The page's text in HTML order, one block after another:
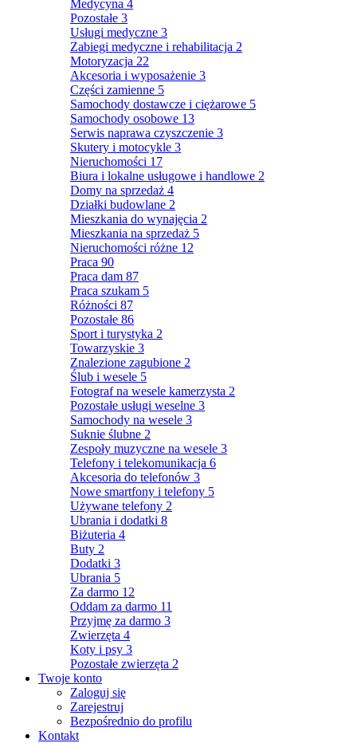
Medycyna 4
Pozostałe 3
Usługi medyczne 3
Zabiegi medyczne i rehabilitacja 2
Motoryzacja 22
Akcesoria i wyposażenie 3
Części zamienne 5
Samochody dostawcze i ciężarowe 5
Samochody osobowe 13
Serwis naprawa czyszczenie 3
Skutery i motocykle 3
Nieruchomości 17
Biura i lokalne usługowe i handlowe 2
Domy na sprzedaż 4
Działki budowlane 2
Mieszkania do wynajęcia 2
Mieszkania na sprzedaż 5
Nieruchomości różne 12
Praca 90
Praca dam 87
Praca szukam 5
Różności 87
Pozostałe 86
Sport i turystyka 2
Towarzyskie 3
Znalezione zagubione 2
Ślub i wesele 5
Fotograf na wesele kamerzysta 2
Pozostałe usługi weselne 3
Samochody na wesele 3
Suknie ślubne 2
Zespoły muzyczne na wesele 3
Telefony i telekomunikacja 6
Akcesoria do telefonów 3
Nowe smartfony i telefony 5
Używane telefony 2
Ubrania i dodatki 8
Biżuteria 4
Buty 2
Dodatki 3
Ubrania 5
Za darmo 12
Oddam za darmo 11
Przyjmę za darmo 3
Zwierzęta 4
Koty i psy 3
Pozostałe zwierzęta 2
Twoje konto
Zaloguj się
Zarejestruj
Bezpośrednio do profilu
Kontakt